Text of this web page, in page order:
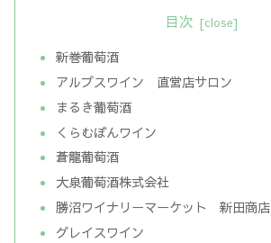
目次
新巻葡萄酒
アルプスワイン 直営店サロン
まるき葡萄酒
くらむぼんワイン
蒼龍葡萄酒
大泉葡萄酒株式会社
勝沼ワイナリーマーケット 新田商店
グレイスワイン